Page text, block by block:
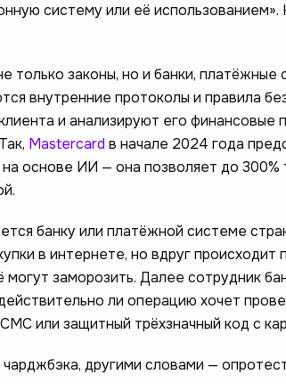
систему или её
только законы, но и банки, платёжные
внутренние протоколы и правила
и анализируют его финансовые
Mastercard в начале 2024 года
основе ИИ — она позволяет до 300%
банку или платёжной системе
в интернете, но вдруг происходит
заморозить. Далее сотрудник
ли операцию хочет
или защитный трёхзначный код с
другими словами —